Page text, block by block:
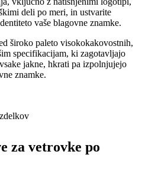
deli po meri, in ustvarite
vaše blagovne znamke.
široko paleto visokokakovostnih,
specifikacijam, ki zagotavljajo
jakne, hkrati pa izpolnjujejo
znamke.
za vetrovke po